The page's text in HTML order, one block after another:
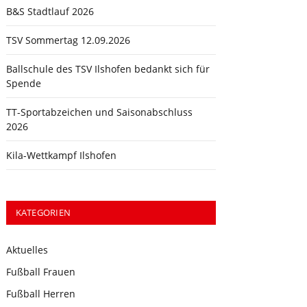
B&S Stadtlauf 2026
TSV Sommertag 12.09.2026
Ballschule des TSV Ilshofen bedankt sich für
Spende
TT-Sportabzeichen und Saisonabschluss
2026
Kila-Wettkampf Ilshofen
KATEGORIEN
Aktuelles
Fußball Frauen
Fußball Herren